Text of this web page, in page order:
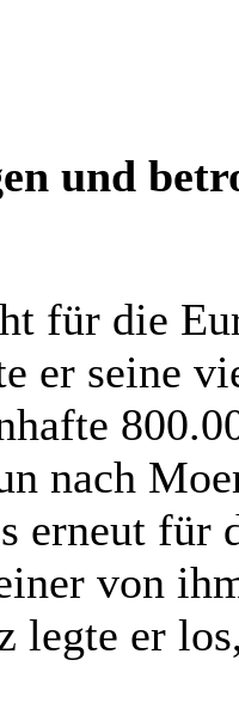
und
für die
er seine
nach
erneut
von
legte er